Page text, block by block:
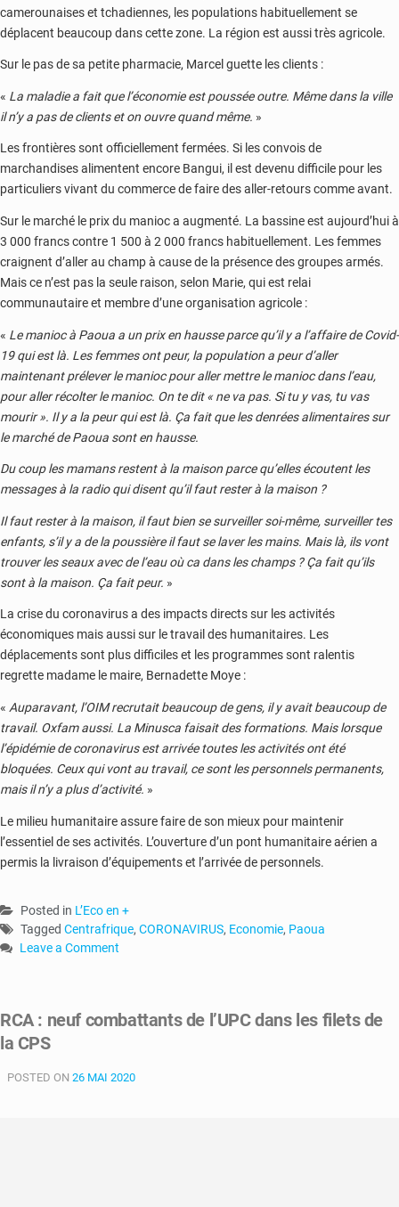
camerounaises et tchadiennes, les populations habituellement se
déplacent beaucoup dans cette zone. La région est aussi très agricole.
Sur le pas de sa petite pharmacie, Marcel guette les clients :
« La maladie a fait que l’économie est poussée outre. Même dans la ville
il n’y a pas de clients et on ouvre quand même. »
Les frontières sont officiellement fermées. Si les convois de
marchandises alimentent encore Bangui, il est devenu difficile pour les
particuliers vivant du commerce de faire des aller-retours comme avant.
Sur le marché le prix du manioc a augmenté. La bassine est aujourd’hui à
3 000 francs contre 1 500 à 2 000 francs habituellement. Les femmes
craignent d’aller au champ à cause de la présence des groupes armés.
Mais ce n’est pas la seule raison, selon Marie, qui est relai
communautaire et membre d’une organisation agricole :
« Le manioc à Paoua a un prix en hausse parce qu’il y a l’affaire de Covid-
19 qui est là. Les femmes ont peur, la population a peur d’aller
maintenant prélever le manioc pour aller mettre le manioc dans l’eau,
pour aller récolter le manioc. On te dit « ne va pas. Si tu y vas, tu vas
mourir ». Il y a la peur qui est là. Ça fait que les denrées alimentaires sur
le marché de Paoua sont en hausse.
Du coup les mamans restent à la maison parce qu’elles écoutent les
messages à la radio qui disent qu’il faut rester à la maison ?
Il faut rester à la maison, il faut bien se surveiller soi-même, surveiller tes
enfants, s’il y a de la poussière il faut se laver les mains. Mais là, ils vont
trouver les seaux avec de l’eau où ca dans les champs ? Ça fait qu’ils
sont à la maison. Ça fait peur. »
La crise du coronavirus a des impacts directs sur les activités
économiques mais aussi sur le travail des humanitaires. Les
déplacements sont plus difficiles et les programmes sont ralentis
regrette madame le maire, Bernadette Moye :
« Auparavant, l’OIM recrutait beaucoup de gens, il y avait beaucoup de
travail. Oxfam aussi. La Minusca faisait des formations. Mais lorsque
l’épidémie de coronavirus est arrivée toutes les activités ont été
bloquées. Ceux qui vont au travail, ce sont les personnels permanents,
mais il n’y a plus d’activité. »
Le milieu humanitaire assure faire de son mieux pour maintenir
l’essentiel de ses activités. L’ouverture d’un pont humanitaire aérien a
permis la livraison d’équipements et l’arrivée de personnels.
Posted in L’Eco en +
Tagged Centrafrique, CORONAVIRUS, Economie, Paoua
Leave a Comment
:
la
sanitaire
RCA : neuf combattants de l’UPC dans les filets de
la CPS
POSTED ON 26 MAI 2020